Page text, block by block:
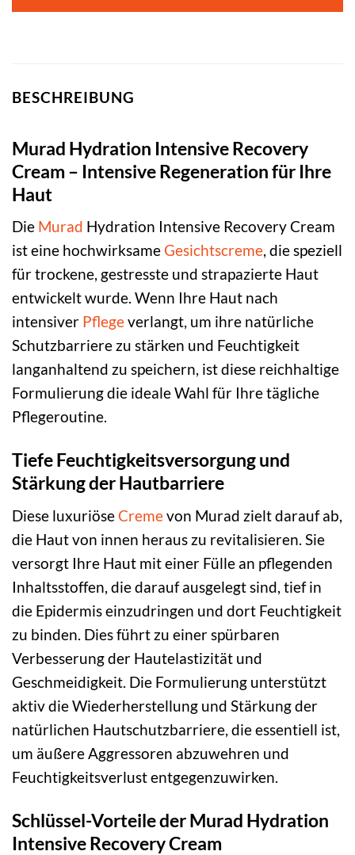
BESCHREIBUNG
Murad Hydration Intensive Recovery
Cream – Intensive Regeneration für Ihre
Haut
Die Murad Hydration Intensive Recovery Cream
ist eine hochwirksameGesichtscreme, die speziell
für trockene, gestresste und strapazierte Haut
entwickelt wurde. Wenn Ihre Haut nach
intensiver Pflegeverlangt, um ihre natürliche
Schutzbarriere zu stärken und Feuchtigkeit
langanhaltend zu speichern, ist diese reichhaltige
Formulierung die ideale Wahl für Ihre tägliche
Pflegeroutine.
Tiefe Feuchtigkeitsversorgung und
Stärkung der Hautbarriere
Diese luxuriöseCremevon Murad zielt darauf ab,
die Haut von innen heraus zu revitalisieren. Sie
versorgt Ihre Haut mit einer Fülle an pflegenden
Inhaltsstoffen, die darauf ausgelegt sind, tief in
die Epidermis einzudringen und dort Feuchtigkeit
zu binden. Dies führt zu einer spürbaren
Verbesserung der Hautelastizität und
Geschmeidigkeit. Die Formulierung unterstützt
aktiv die Wiederherstellung und Stärkung der
natürlichen Hautschutzbarriere, die essentiell ist,
um äußere Aggressoren abzuwehren und
Feuchtigkeitsverlust entgegenzuwirken.
Schlüssel-Vorteile der Murad Hydration
Intensive Recovery Cream